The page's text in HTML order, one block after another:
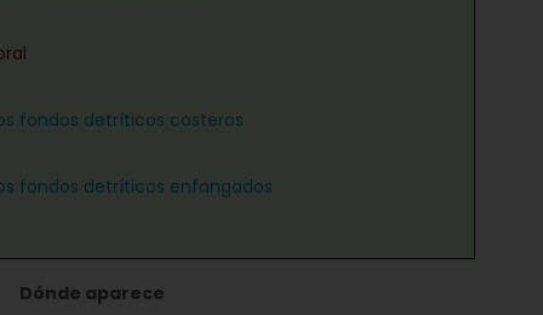
fondos detríticos costeros
fondos detríticos enfangados
Dónde aparece